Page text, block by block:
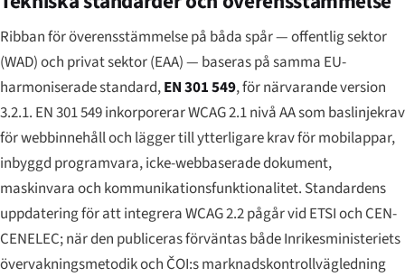
Ribban för överensstämmelse på båda spår — offentlig sektor
(WAD) och privat sektor (EAA) — baseras på samma EU-
harmoniserade standard,EN 301 549, för närvarande version
3.2.1. EN 301 549 inkorporerar WCAG 2.1 nivå AA som baslinjekrav
för webbinnehåll och lägger till ytterligare krav för mobilappar,
inbyggd programvara, icke-webbaserade dokument,
maskinvara och kommunikationsfunktionalitet. Standardens
uppdatering för att integrera WCAG 2.2 pågår vid ETSI och CEN-
CENELEC; när den publiceras förväntas både Inrikesministeriets
övervakningsmetodik och ČOI:s marknadskontrollvägledning